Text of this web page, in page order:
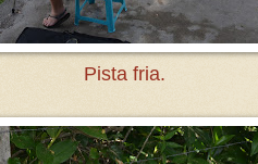
Pista fria.